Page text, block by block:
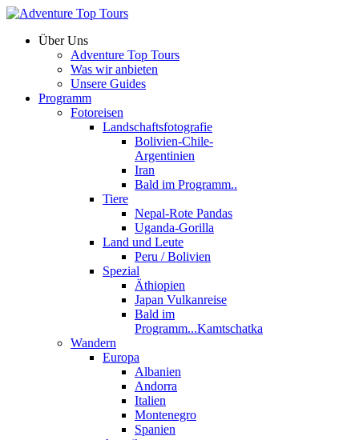
Über Uns
Adventure Top Tours
Was wir anbieten
Unsere Guides
Programm
Fotoreisen
Landschaftsfotografie
Bolivien-Chile-
Argentinien
Iran
Bald im Programm..
Tiere
Nepal-Rote Pandas
Uganda-Gorilla
Land und Leute
Peru / Bolivien
Spezial
Äthiopien
Japan Vulkanreise
Bald im
Programm...Kamtschatka
Wandern
Europa
Albanien
Andorra
Italien
Montenegro
Spanien